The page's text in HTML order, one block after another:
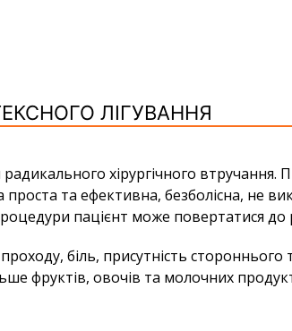
ЛІГУВАННЯ
хірургічного втручання.
та ефективна, безболісна, не
пацієнт може повертатися
біль, присутність стороннього
фруктів, овочів та молочних